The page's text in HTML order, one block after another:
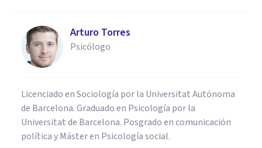
Arturo Torres
Psicólogo
Licenciado en Sociología por la Universitat Autónoma
de Barcelona. Graduado en Psicología por la
Universitat de Barcelona. Posgrado en comunicación
política y Máster en Psicología social.